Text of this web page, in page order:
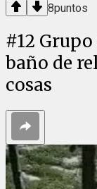
8puntos
#12
baño de
cosas